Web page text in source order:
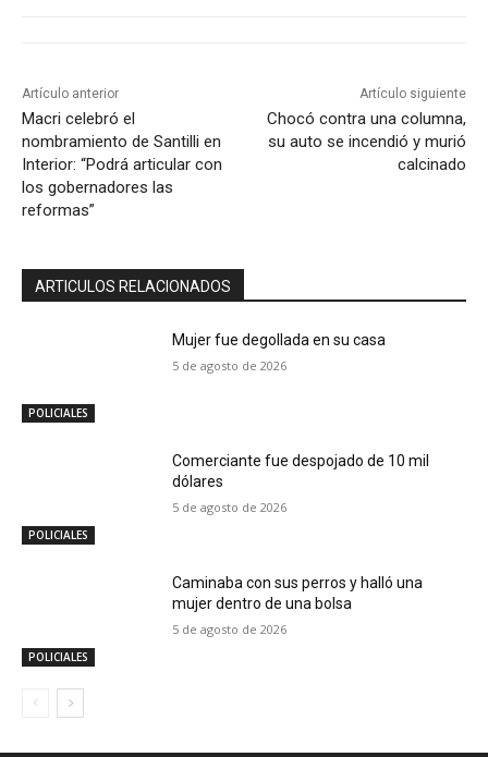
Artículo anterior
Macri celebró el
nombramiento de Santilli en
Interior: “Podrá articular con
los gobernadores las
reformas”
Artículo siguiente
Chocó contra una columna,
su auto se incendió y murió
calcinado
ARTICULOS RELACIONADOS
POLICIALES
Mujer fue degollada en su casa
5 de agosto de 2026
POLICIALES
Comerciante fue despojado de 10 mil
dólares
5 de agosto de 2026
POLICIALES
Caminaba con sus perros y halló una
mujer dentro de una bolsa
5 de agosto de 2026